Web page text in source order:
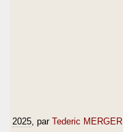
2025 , par Tederic MERGER